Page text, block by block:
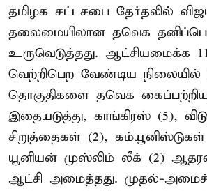
தமிழக சட்டசபை தேர்தலில்
தலைமையிலான தவெக
உருவெடுத்தது. ஆட்சியமைக்க
வெற்றிபெற வேண்டிய நிலையில்
தொகுதிகளை தவெக
இதையடுத்து, காங்கிரஸ் (5),
சிறுத்தைகள் (2),
யூனியன் முஸ்லிம் லீக் (2)
ஆட்சி அமைத்தது. முதல்-